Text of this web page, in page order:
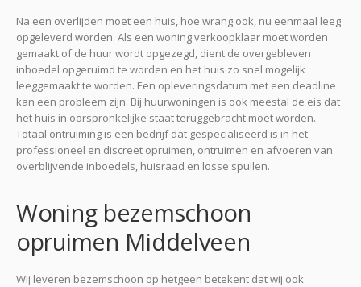
Na een overlijden moet een huis, hoe wrang ook, nu eenmaal leeg
opgeleverd worden. Als een woning verkoopklaar moet worden
gemaakt of de huur wordt opgezegd, dient de overgebleven
inboedel opgeruimd te worden en het huis zo snel mogelijk
leeggemaakt te worden. Een opleveringsdatum met een deadline
kan een probleem zijn. Bij huurwoningen is ook meestal de eis dat
het huis in oorspronkelijke staat teruggebracht moet worden.
Totaal ontruiming is een bedrijf dat gespecialiseerd is in het
professioneel en discreet opruimen, ontruimen en afvoeren van
overblijvende inboedels, huisraad en losse spullen.
Woning bezemschoon
opruimen Middelveen
Wij leveren bezemschoon op hetgeen betekent dat wij ook